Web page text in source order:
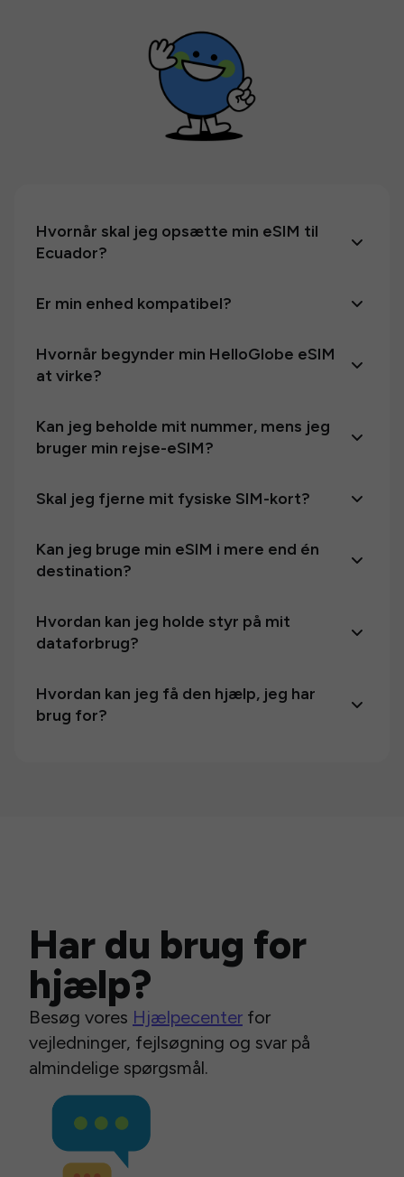
Hvornår skal jeg opsætte min eSIM til
Ecuador?
Er min enhed kompatibel?
Hvornår begynder min HelloGlobe eSIM
at virke?
Kan jeg beholde mit nummer, mens jeg
bruger min rejse-eSIM?
Skal jeg fjerne mit fysiske SIM-kort?
Kan jeg bruge min eSIM i mere end én
destination?
Hvordan kan jeg holde styr på mit
dataforbrug?
Hvordan kan jeg få den hjælp, jeg har
brug for?
Har du brug for
hjælp?
Besøg vores Hjælpecenter for
vejledninger, fejlsøgning og svar på
almindelige spørgsmål.